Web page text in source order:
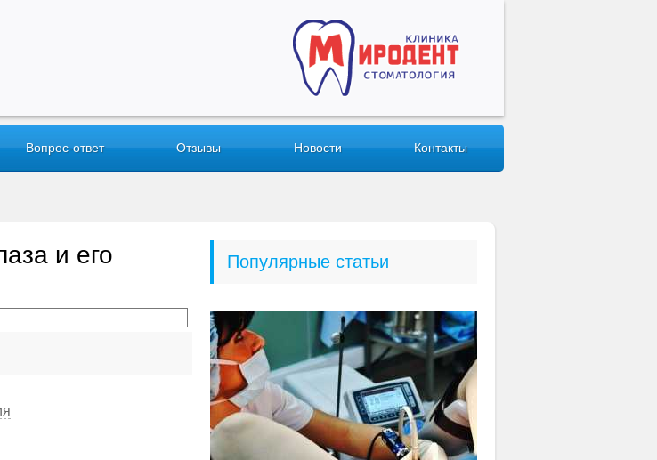
Вопрос-ответ Отзывы Новости Контакты
и его
Популярные статьи